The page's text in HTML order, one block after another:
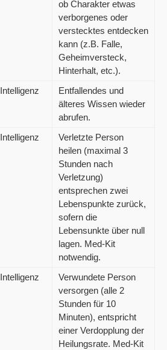
ob Charakter etwas
verborgenes oder
verstecktes entdecken
kann (z.B. Falle,
Geheimversteck,
Hinterhalt, etc.).
Intelligenz
Entfallendes und
älteres Wissen wieder
abrufen.
Intelligenz
Verletzte Person
heilen (maximal 3
Stunden nach
Verletzung)
entsprechen zwei
Lebenspunkte zurück,
sofern die
Lebensunkte über null
lagen. Med-Kit
notwendig.
Intelligenz
Verwundete Person
versorgen (alle 2
Stunden für 10
Minuten), entspricht
einer Verdopplung der
Heilungsrate. Med-Kit